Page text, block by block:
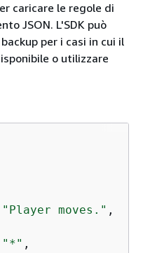
caricare le regole di
JSON. L'SDK può
per i casi in cui il
o utilizzare
"Player moves." ,
"*" ,